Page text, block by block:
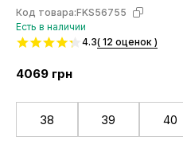
Код товара:FKS56755
Есть в наличии
4.3( 12 оценок )
4069 грн
38 39 40